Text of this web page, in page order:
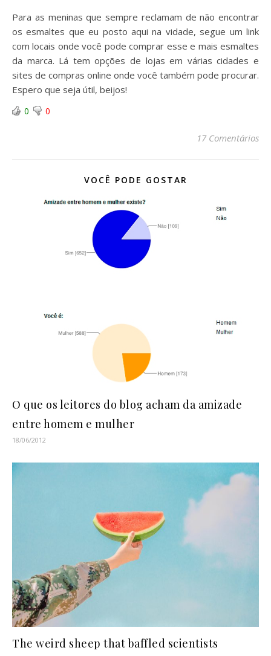
Para as meninas que sempre reclamam de não encontrar
os esmaltes que eu posto aqui na vidade, segue um link
com locais onde você pode comprar esse e mais esmaltes
da marca. Lá tem opções de lojas em várias cidades e
sites de compras online onde você também pode procurar.
Espero que seja útil, beijos!
0 0
17 Comentários
VOCÊ PODE GOSTAR
O que os leitores do blog acham da amizade
entre homem e mulher
18/06/2012
The weird sheep that baffled scientists